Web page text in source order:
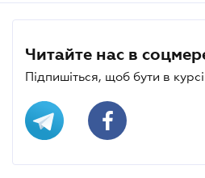
Читайте нас в
Підпишіться, щоб бути в